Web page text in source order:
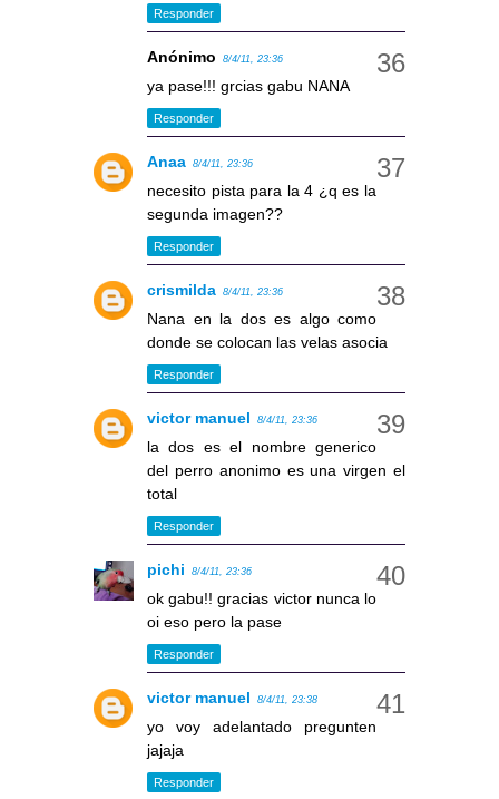
Responder
Anónimo 8/4/11, 23:36
ya pase!!! grcias gabu NANA
Responder
Anaa 8/4/11, 23:36
necesito pista para la 4 ¿q es la
segunda imagen??
Responder
crismilda 8/4/11, 23:36
Nana en la dos es algo como
donde se colocan las velas asocia
Responder
victor manuel 8/4/11, 23:36
la dos es el nombre generico
del perro anonimo es una virgen el
total
Responder
pichi 8/4/11, 23:36
ok gabu!! gracias victor nunca lo
oi eso pero la pase
Responder
victor manuel 8/4/11, 23:38
yo voy adelantado pregunten
jajaja
Responder